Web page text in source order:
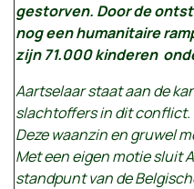
gestorven. Door de
nog een humanitaire
zijn 71.000 kinderen
Aartselaar staat aan de
slachtoffers in dit conflict.
Deze waanzin en gruwel
Met een eigen motie sluit
standpunt van de